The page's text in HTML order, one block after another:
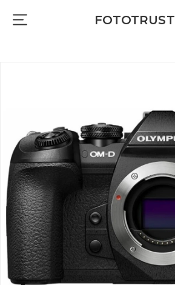
FOTOTRUST